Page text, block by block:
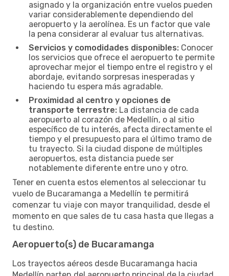
asignado y la organización entre vuelos pueden
variar considerablemente dependiendo del
aeropuerto y la aerolínea. Es un factor que vale
la pena considerar al evaluar tus alternativas.
Servicios y comodidades disponibles: Conocer
los servicios que ofrece el aeropuerto te permite
aprovechar mejor el tiempo entre el registro y el
abordaje, evitando sorpresas inesperadas y
haciendo tu espera más agradable.
Proximidad al centro y opciones de
transporte terrestre: La distancia de cada
aeropuerto al corazón de Medellín, o al sitio
específico de tu interés, afecta directamente el
tiempo y el presupuesto para el último tramo de
tu trayecto. Si la ciudad dispone de múltiples
aeropuertos, esta distancia puede ser
notablemente diferente entre uno y otro.
Tener en cuenta estos elementos al seleccionar tu
vuelo de Bucaramanga a Medellín te permitirá
comenzar tu viaje con mayor tranquilidad, desde el
momento en que sales de tu casa hasta que llegas a
tu destino.
Aeropuerto(s) de Bucaramanga
Los trayectos aéreos desde Bucaramanga hacia